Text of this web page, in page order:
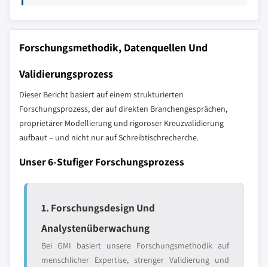
Forschungsmethodik, Datenquellen Und
Validierungsprozess
Dieser Bericht basiert auf einem strukturierten
Forschungsprozess, der auf direkten Branchengesprächen,
proprietärer Modellierung und rigoroser Kreuzvalidierung
aufbaut – und nicht nur auf Schreibtischrecherche.
Unser 6-Stufiger Forschungsprozess
1. Forschungsdesign Und
Analystenüberwachung
Bei GMI basiert unsere Forschungsmethodik auf
menschlicher Expertise, strenger Validierung und